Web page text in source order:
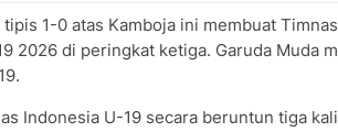
tipis 1-0 atas Kamboja ini membuat
2026 di peringkat ketiga. Garuda Muda
Indonesia U-19 secara beruntun tiga